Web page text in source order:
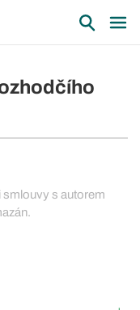
s autorem